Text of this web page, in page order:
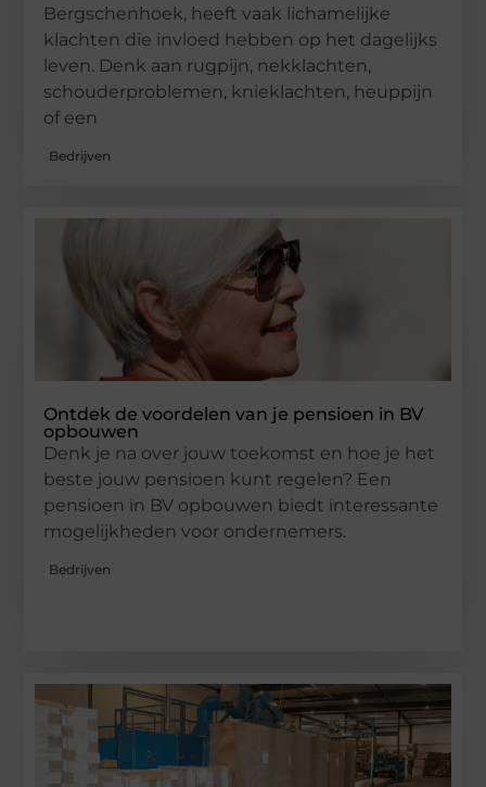
Bergschenhoek, heeft vaak lichamelijke
klachten die invloed hebben op het dagelijks
leven. Denk aan rugpijn, nekklachten,
schouderproblemen, knieklachten, heuppijn
of een
Bedrijven
Ontdek de voordelen van je pensioen in BV
opbouwen
Denk je na over jouw toekomst en hoe je het
beste jouw pensioen kunt regelen? Een
pensioen in BV opbouwen biedt interessante
mogelijkheden voor ondernemers.
Bedrijven